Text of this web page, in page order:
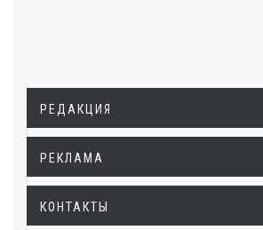
РЕДАКЦИЯ
РЕКЛАМА
КОНТАКТЫ